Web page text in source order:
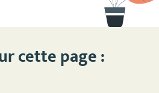
cette page :